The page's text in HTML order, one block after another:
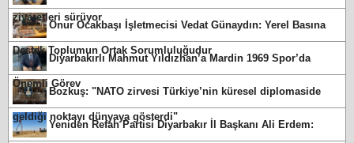
ziyaretleri sürüyor
Onur Ocakbaşı İşletmecisi Vedat Günaydın: Yerel Basına
Destek Toplumun Ortak Sorumluluğudur
Diyarbakırlı Mahmut Yıldızhan’a Mardin 1969 Spor’da
Önemli Görev
Bozkuş: "NATO zirvesi Türkiye’nin küresel diplomaside
geldiği noktayı dünyaya gösterdi"
Yeniden Refah Partisi Diyarbakır İl Başkanı Ali Erdem: